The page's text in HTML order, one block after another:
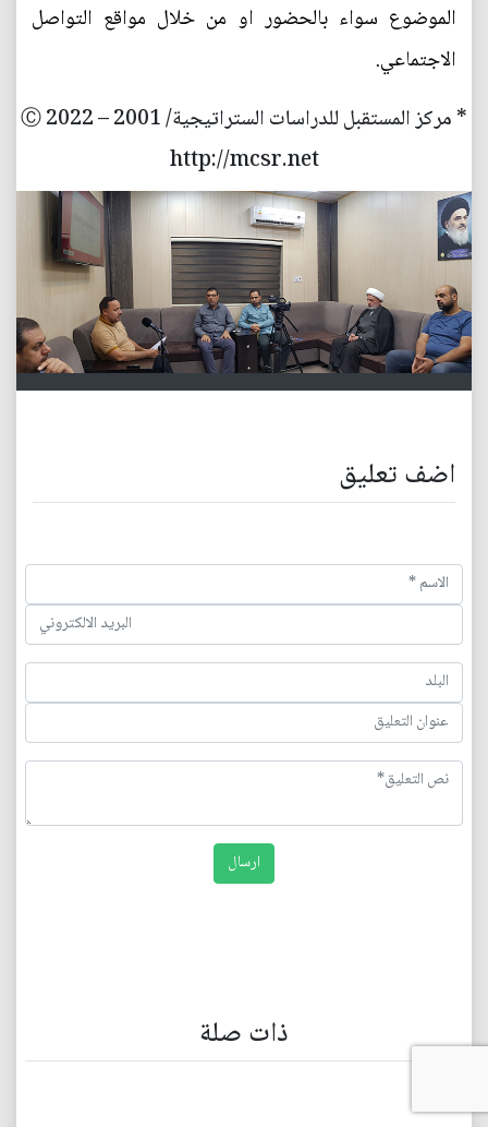
الموضوع سواء بالحضور او من خلال مواقع التواصل
الاجتماعي.
* مركز المستقبل للدراسات الستراتيجية/ 2001 – 2022 Ⓒ
http://mcsr.net
اضف تعليق
ذات صلة